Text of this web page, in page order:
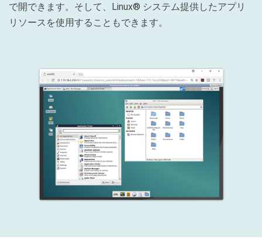
で開できます。そして、Linux® システム提供したアプリ
リソースを使用することもできます。